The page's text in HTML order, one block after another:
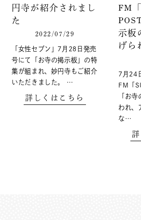
円寺が紹介されまし
た
2022/07/29
「女性セブン」7月28日発売
号にて「お寺の掲示板」の特
集が組まれ、妙円寺もご紹介
いただきました。 …
詳しくはこちら
FM
示板
げら
7月24
FM「
「お
われ、
な…